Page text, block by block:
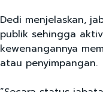
Dedi menjelaskan,
publik sehingga
kewenangannya
atau penyimpangan.